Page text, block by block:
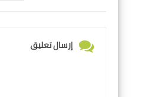
إرسال تعليق